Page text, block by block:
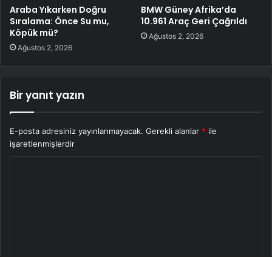
Araba Yıkarken Doğru
Sıralama: Önce Su mu,
Köpük mü?
Ağustos 2, 2026
BMW Güney Afrika’da
10.961 Araç Geri Çağrıldı
Ağustos 2, 2026
Bir yanıt yazın
E-posta adresiniz yayınlanmayacak. Gerekli alanlar * ile
işaretlenmişlerdir